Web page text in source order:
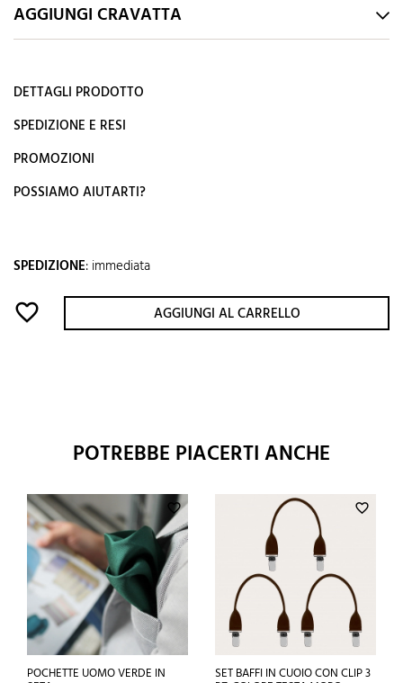
AGGIUNGI CRAVATTA
DETTAGLI PRODOTTO
SPEDIZIONE E RESI
PROMOZIONI
POSSIAMO AIUTARTI?
SPEDIZIONE: immediata
favorite_border AGGIUNGI AL CARRELLO
POTREBBE PIACERTI ANCHE
favorite_border
POCHETTE UOMO VERDE IN
favorite_border
SET BAFFI IN CUOIO CON CLIP 3